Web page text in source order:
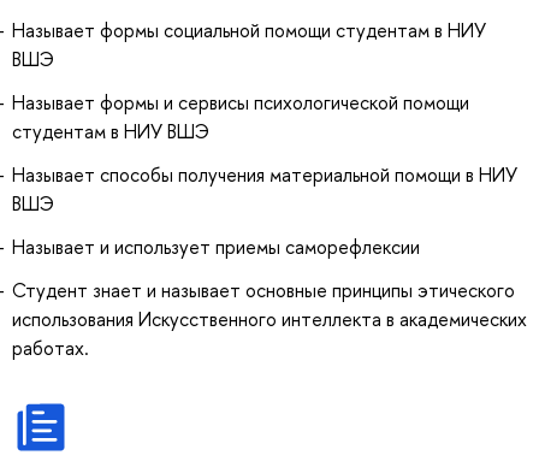
Называет формы социальной помощи студентам в НИУ
ВШЭ
Называет формы и сервисы психологической помощи
студентам в НИУ ВШЭ
Называет способы получения материальной помощи в НИУ
ВШЭ
Называет и использует приемы саморефлексии
Студент знает и называет основные принципы этического
использования Искусственного интеллекта в академических
работах.